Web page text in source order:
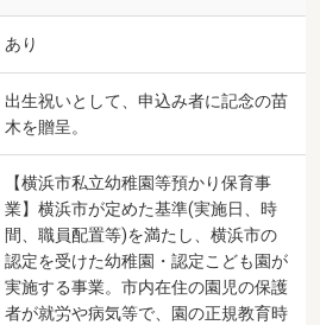
あり
出生祝いとして、申込み者に記念の苗
木を贈呈。
【横浜市私立幼稚園等預かり保育事
業】横浜市が定めた基準(実施日、時
間、職員配置等)を満たし、横浜市の
認定を受けた幼稚園・認定こども園が
実施する事業。市内在住の園児の保護
者が就労や病気等で、園の正規教育時